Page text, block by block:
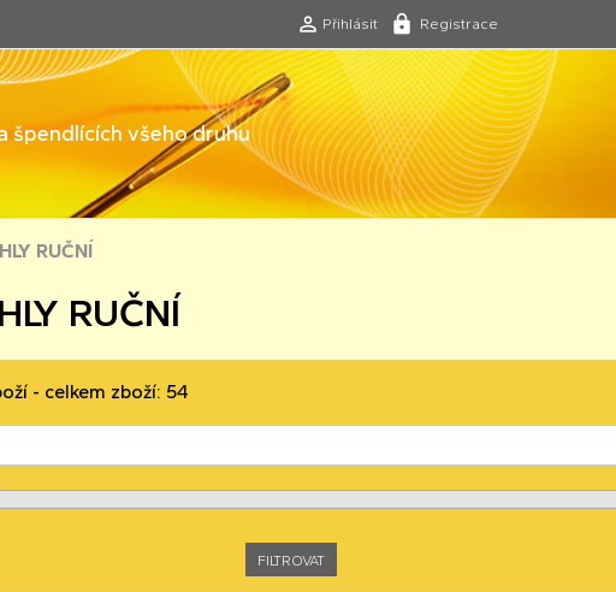
Přihlásit Registrace
špendlících všeho druhu
RUČNÍ
RUČNÍ
- celkem zboží: 54